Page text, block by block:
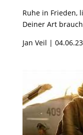
Ruhe in Frieden,
Deiner Art
Jan Veil | 04.06.23